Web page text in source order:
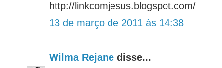
http://linkcomjesus.blogspot.com/
13 de março de 2011 às 14:38
Wilma Rejane disse...